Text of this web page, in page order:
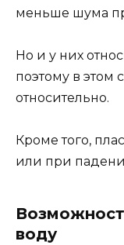
меньше шума
Но и у них
поэтому в этом
относительно.
Кроме того,
или при
воду